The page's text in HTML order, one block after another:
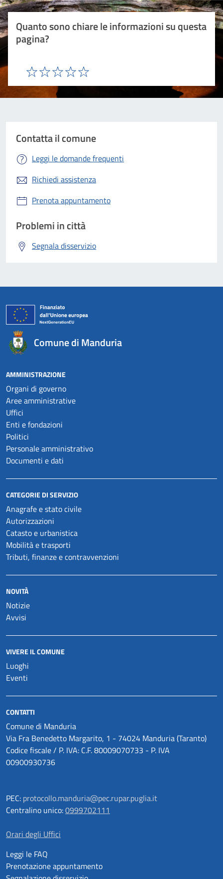
Quanto sono chiare le informazioni su questa
pagina?
Valuta 5 stelle su 5
Valuta 4 stelle su 5
Valuta 3 stelle su 5
Valuta 2 stelle su 5
Valuta 1 stelle su 5
Contatta il comune
Leggi le domande frequenti
Richiedi assistenza
Prenota appuntamento
Problemi in città
Segnala disservizio
Comune di Manduria
AMMINISTRAZIONE
Organi di governo
Aree amministrative
Uffici
Enti e fondazioni
Politici
Personale amministrativo
Documenti e dati
CATEGORIE DI SERVIZIO
Anagrafe e stato civile
Autorizzazioni
Catasto e urbanistica
Mobilità e trasporti
Tributi, finanze e contravvenzioni
NOVITÀ
Notizie
Avvisi
VIVERE IL COMUNE
Luoghi
Eventi
CONTATTI
Comune di Manduria
Via Fra Benedetto Margarito, 1 - 74024 Manduria (Taranto)
Codice fiscale / P. IVA: C.F. 80009070733 - P. IVA
00900930736
PEC: protocollo.manduria@pec.rupar.puglia.it
Centralino unico:0999702111
Orari degli Uffici
Leggi le FAQ
Prenotazione appuntamento